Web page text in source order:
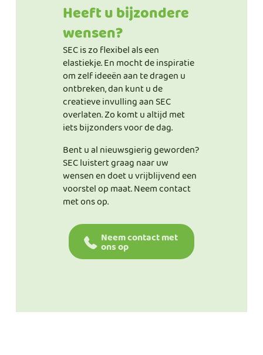
Heeft u bijzondere
wensen?
SEC is zo flexibel als een
elastiekje. En mocht de inspiratie
om zelf ideeën aan te dragen u
ontbreken, dan kunt u de
creatieve invulling aan SEC
overlaten. Zo komt u altijd met
iets bijzonders voor de dag.
Bent u al nieuwsgierig geworden?
SEC luistert graag naar uw
wensen en doet u vrijblijvend een
voorstel op maat. Neem contact
met ons op.
Neem contact met
ons op